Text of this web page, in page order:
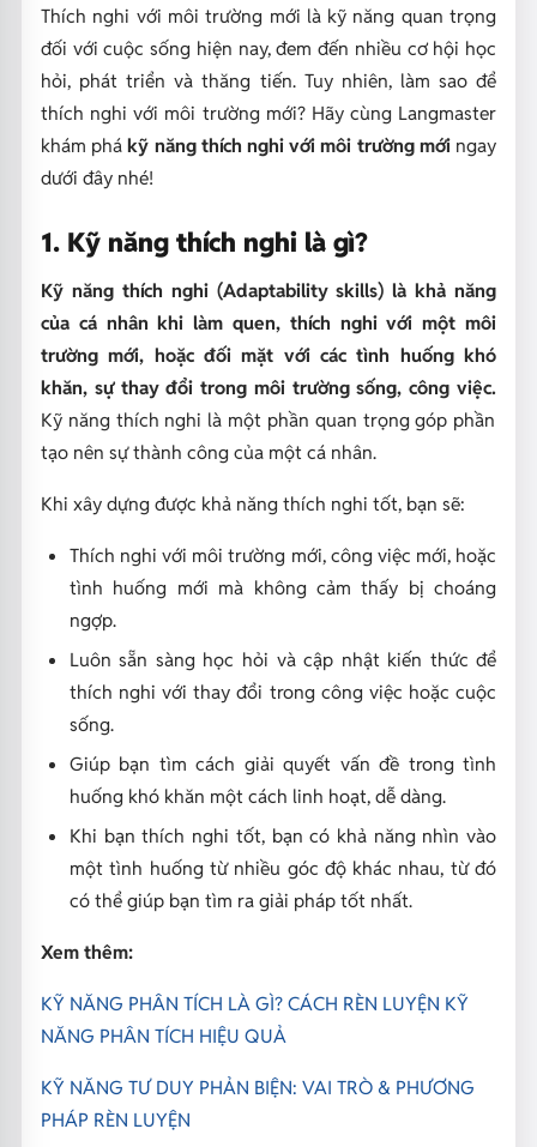
Thích nghi với môi trường mới là kỹ năng quan trọng
đối với cuộc sống hiện nay, đem đến nhiều cơ hội học
hỏi, phát triển và thăng tiến. Tuy nhiên, làm sao để
thích nghi với môi trường mới? Hãy cùng Langmaster
khám phákỹ năng thích nghi với môi trường mới ngay
dưới đây nhé!
1. Kỹ năng thích nghi là gì?
Kỹ năng thích nghi (Adaptability skills) là khả năng
của cá nhân khi làm quen, thích nghi với một môi
trường mới, hoặc đối mặt với các tình huống khó
khăn, sự thay đổi trong môi trường sống, công việc.
Kỹ năng thích nghi là một phần quan trọng góp phần
tạo nên sự thành công của một cá nhân.
Khi xây dựng được khả năng thích nghi tốt, bạn sẽ:
Thích nghi với môi trường mới, công việc mới, hoặc
tình huống mới mà không cảm thấy bị choáng
ngợp.
Luôn sẵn sàng học hỏi và cập nhật kiến thức để
thích nghi với thay đổi trong công việc hoặc cuộc
sống.
Giúp bạn tìm cách giải quyết vấn đề trong tình
huống khó khăn một cách linh hoạt, dễ dàng.
Khi bạn thích nghi tốt, bạn có khả năng nhìn vào
một tình huống từ nhiều góc độ khác nhau, từ đó
có thể giúp bạn tìm ra giải pháp tốt nhất.
Xem thêm:
KỸ NĂNG PHÂN TÍCH LÀ GÌ? CÁCH RÈN LUYỆN KỸ
NĂNG PHÂN TÍCH HIỆU QUẢ
KỸ NĂNG TƯ DUY PHẢN BIỆN: VAI TRÒ & PHƯƠNG
PHÁP RÈN LUYỆN